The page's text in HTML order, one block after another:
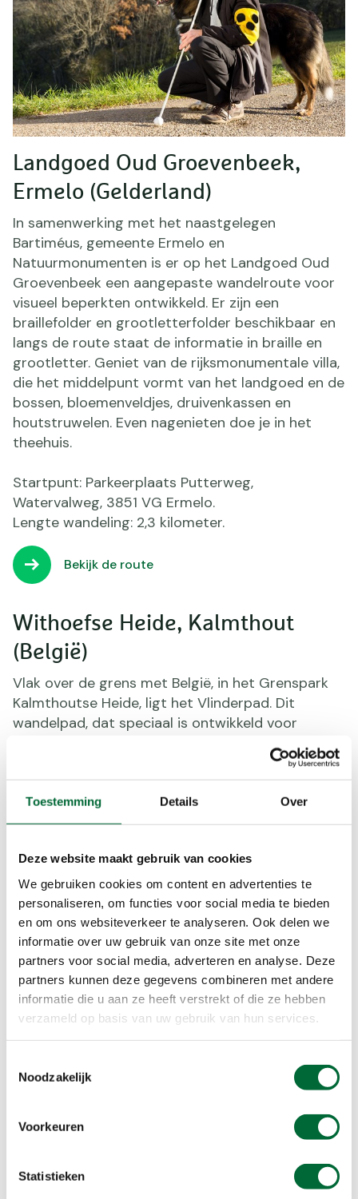
Toestemming Details Over
Deze website maakt gebruik van cookies
We gebruiken cookies om content en advertenties te
personaliseren, om functies voor social media te bieden
en om ons websiteverkeer te analyseren. Ook delen we
informatie over uw gebruik van onze site met onze
partners voor social media, adverteren en analyse. Deze
partners kunnen deze gegevens combineren met andere
informatie die u aan ze heeft verstrekt of die ze hebben
verzameld op basis van uw gebruik van hun services.
Noodzakelijk
Voorkeuren
Statistieken
Landgoed Oud Groevenbeek,
Ermelo (Gelderland)
In samenwerking met het naastgelegen
Bartiméus, gemeente Ermelo en
Natuurmonumenten is er op het Landgoed Oud
Groevenbeek een aangepaste wandelroute voor
visueel beperkten ontwikkeld. Er zijn een
braillefolder en grootletterfolder beschikbaar en
langs de route staat de informatie in braille en
grootletter. Geniet van de rijksmonumentale villa,
die het middelpunt vormt van het landgoed en de
bossen, bloemenveldjes, druivenkassen en
houtstruwelen. Even nagenieten doe je in het
theehuis.
Startpunt: Parkeerplaats Putterweg,
Watervalweg, 3851 VG Ermelo.
Lengte wandeling: 2,3 kilometer.
Bekijk de route
Withoefse Heide, Kalmthout
(België)
Vlak over de grens met België, in het Grenspark
Kalmthoutse Heide, ligt het Vlinderpad. Dit
wandelpad, dat speciaal is ontwikkeld voor
blinden en slechtzienden, wordt door natuurlijke
elementen (zoals boomstammen, boorden,
gootjes en natuurlijke begroeiing) afgebakend en
is goed begaanbaar. Op meerdere punten zijn er
informatiepunten met tekst in braille en er is zelfs
het reliëf voelbaar is. Reliëfkaarten zijn te leen bij
het informatiecentrum en de route is zelfs te
downloaden als app in de App store of Play Store
onder de naam Vlinderpad.
Startpunt: Informatiecentrum De Vroente,
Putsesteenweg 129, 2920 Kalmthout (België).
Lengte wandeling: 2,7 kilometer.
Bijzonderheden: in het informatiecentrum De
Vroente kunnen mensen zonder visuele beperking
simulatiebrillen en wandelstokken lenen om te
ervaren hoe het is om als blinde of slechtziende